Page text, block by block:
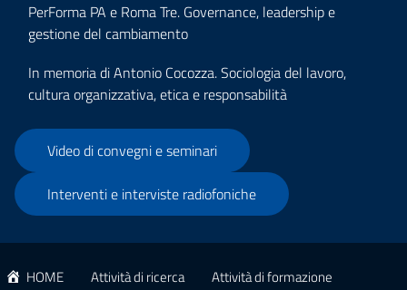
PerForma PA e Roma Tre. Governance, leadership e
gestione del cambiamento
In memoria di Antonio Cocozza. Sociologia del lavoro,
cultura organizzativa, etica e responsabilità
Video di convegni e seminari
Interventi e interviste radiofoniche
HOME Attività di ricerca Attività di formazione